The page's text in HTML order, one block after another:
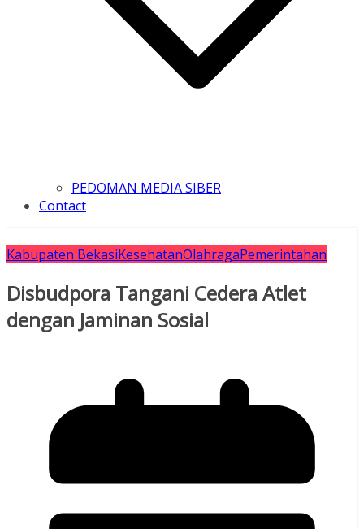
PEDOMAN MEDIA SIBER
Contact
Kabupaten BekasiKesehatanOlahragaPemerintahan
Disbudpora Tangani Cedera Atlet
dengan Jaminan Sosial